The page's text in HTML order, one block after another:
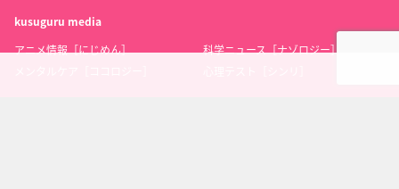
kusuguru media
アニメ情報［にじめん］
科学ニュース［ナゾロジー］